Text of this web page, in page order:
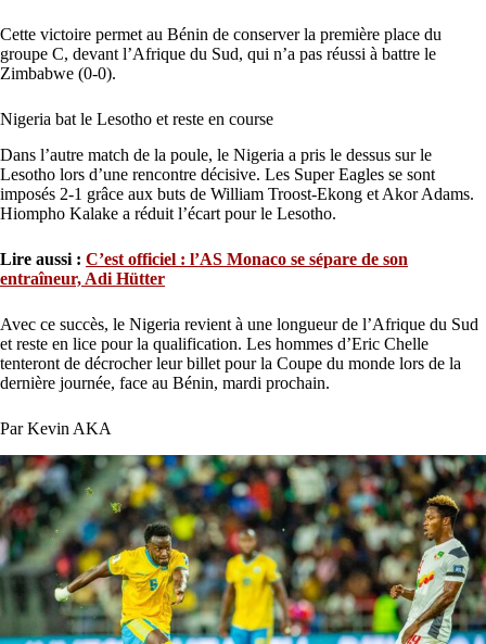
Cette victoire permet au Bénin de conserver la première place du
groupe C, devant l’Afrique du Sud, qui n’a pas réussi à battre le
Zimbabwe (0-0).
Nigeria bat le Lesotho et reste en course
Dans l’autre match de la poule, le Nigeria a pris le dessus sur le
Lesotho lors d’une rencontre décisive. Les Super Eagles se sont
imposés 2-1 grâce aux buts de William Troost-Ekong et Akor Adams.
Hiompho Kalake a réduit l’écart pour le Lesotho.
Lire aussi : C’est officiel : l’AS Monaco se sépare de son
entraîneur, Adi Hütter
Avec ce succès, le Nigeria revient à une longueur de l’Afrique du Sud
et reste en lice pour la qualification. Les hommes d’Eric Chelle
tenteront de décrocher leur billet pour la Coupe du monde lors de la
dernière journée, face au Bénin, mardi prochain.
Par Kevin AKA